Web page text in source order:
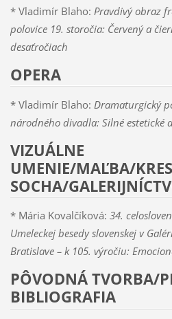
* Vladimír Blaho: Pravdivý obraz
polovice 19. storočia: Červený a
desaťročiach
OPERA
* Vladimír Blaho: Dramaturgický
národného divadla: Silné estetické
VIZUÁLNE
UMENIE/MAĽBA/
SOCHA/
* Mária Kovalčíková: 34.
Umeleckej besedy slovenskej v
Bratislave – k 105. výročiu:
PÔVODNÁ TVORBA/
BIBLIOGRAFIA